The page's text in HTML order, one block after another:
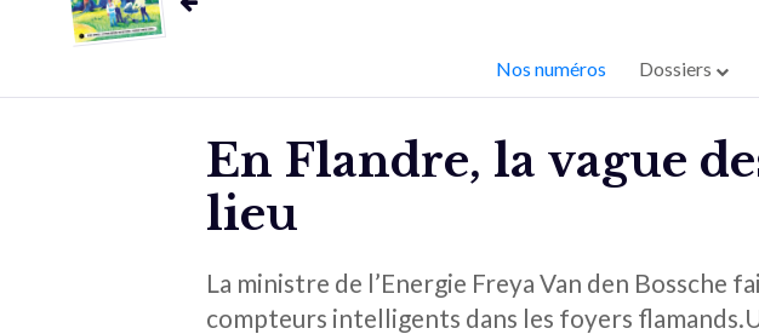
Nos numéros Dossiers
En Flandre, la vague
lieu
La ministre de l’Energie Freya Van den Bossche
compteurs intelligents dans les foyers